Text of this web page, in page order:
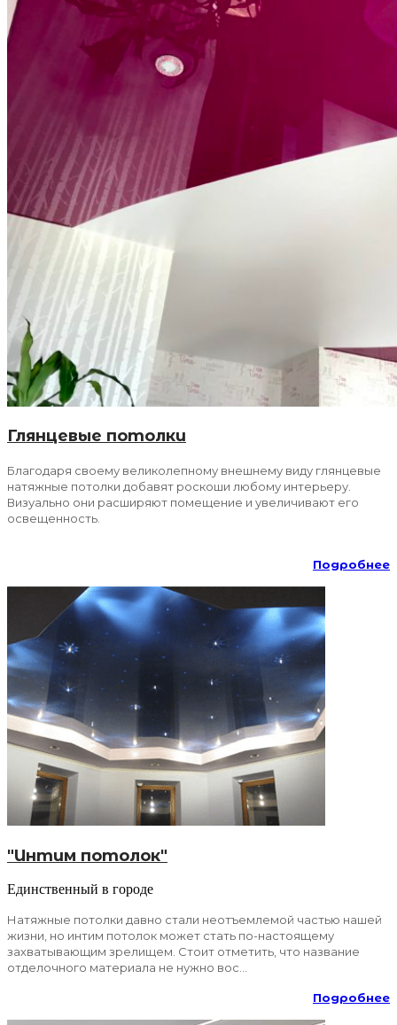
Глянцевые потолки
Благодаря своему великолепному внешнему виду глянцевые
натяжные потолки добавят роскоши любому интерьеру.
Визуально они расширяют помещение и увеличивают его
освещенность.
Подробнее
"Интим потолок"
Единственный в городе
Натяжные потолки давно стали неотъемлемой частью нашей
жизни, но интим потолок может стать по-настоящему
захватывающим зрелищем. Стоит отметить, что название
отделочного материала не нужно вос...
Подробнее